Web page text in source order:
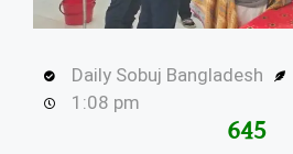
Daily Sobuj Bangladesh
1:08 pm
647